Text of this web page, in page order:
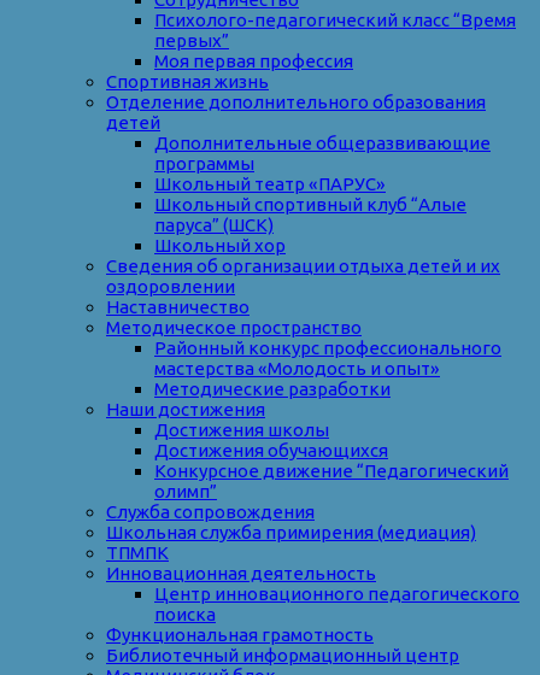
Психолого-педагогический класс “Время
первых”
Моя первая профессия
Спортивная жизнь
Отделение дополнительного образования
детей
Дополнительные общеразвивающие
программы
Школьный театр «ПАРУС»
Школьный спортивный клуб “Алые
паруса” (ШСК)
Школьный хор
Сведения об организации отдыха детей и их
оздоровлении
Наставничество
Методическое пространство
Районный конкурс профессионального
мастерства «Молодость и опыт»
Методические разработки
Наши достижения
Достижения школы
Достижения обучающихся
Конкурсное движение “Педагогический
олимп”
Служба сопровождения
Школьная служба примирения (медиация)
ТПМПК
Инновационная деятельность
Центр инновационного педагогического
поиска
Функциональная грамотность
Библиотечный информационный центр